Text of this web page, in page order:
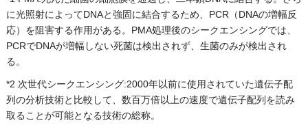
に光照射によってDNAと強固に結合するため、PCR（DNAの増幅反
応）を阻害する作用がある。PMA処理後のシークエンシングでは、
PCRでDNAが増幅しない死菌は検出されず、生菌のみが検出され
る。
*2 次世代シークエンシング:2000年以前に使用されていた遺伝子配
列の分析技術と比較して、数百万倍以上の速度で遺伝子配列を読み
取ることが可能となる技術の総称。